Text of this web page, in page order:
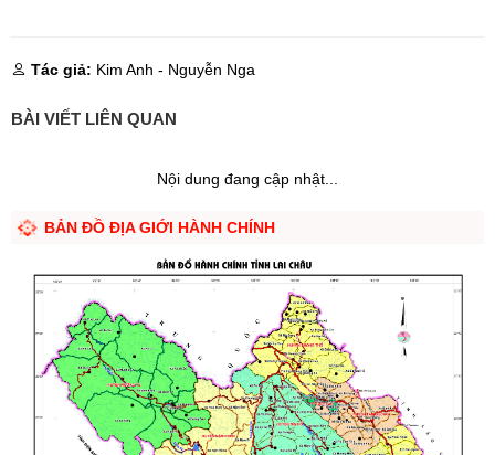
Tác giả: Kim Anh - Nguyễn Nga
BÀI VIẾT LIÊN QUAN
Nội dung đang cập nhật...
BẢN ĐỒ ĐỊA GIỚI HÀNH CHÍNH